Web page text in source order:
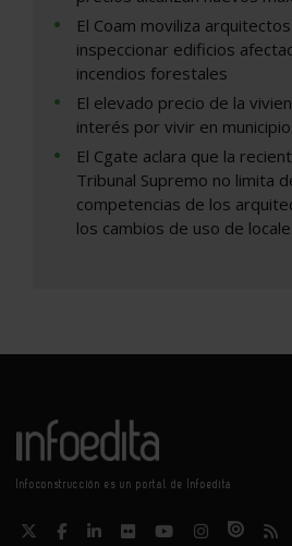
El Coam moviliza
inspeccionar edificios
incendios forestales
El elevado precio de la
interés por vivir en
El Cgate aclara que la
Tribunal Supremo no limita
competencias de los
los cambios de uso de
Infoconstrucción es un portal de Infoedita